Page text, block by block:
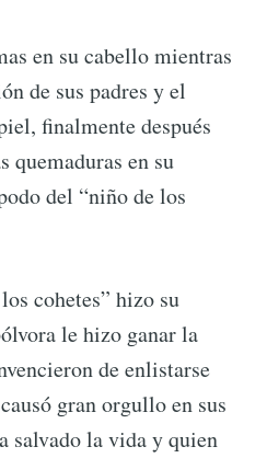
en su cabello mientras
de sus padres y el
finalmente después
quemaduras en su
del “niño de los
cohetes” hizo su
le hizo ganar la
de enlistarse
gran orgullo en sus
salvado la vida y quien
delivered
Subscribe